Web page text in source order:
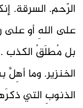
الرّحم. السرقة.
على اللهِ أو
بل مُطلَقُ الكذب .
الخنزير. وما أهِلَّ
الذنوبِ التي